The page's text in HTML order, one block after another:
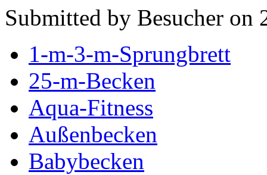
Submitted by Besucher on
1-m-3-m-Sprungbrett
25-m-Becken
Aqua-Fitness
Außenbecken
Babybecken